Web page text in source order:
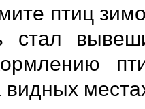
птиц
стал
видных